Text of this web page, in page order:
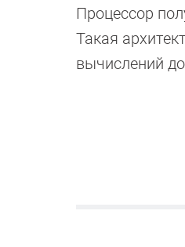
Процессор
Такая
вычислений